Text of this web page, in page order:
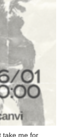
take me for